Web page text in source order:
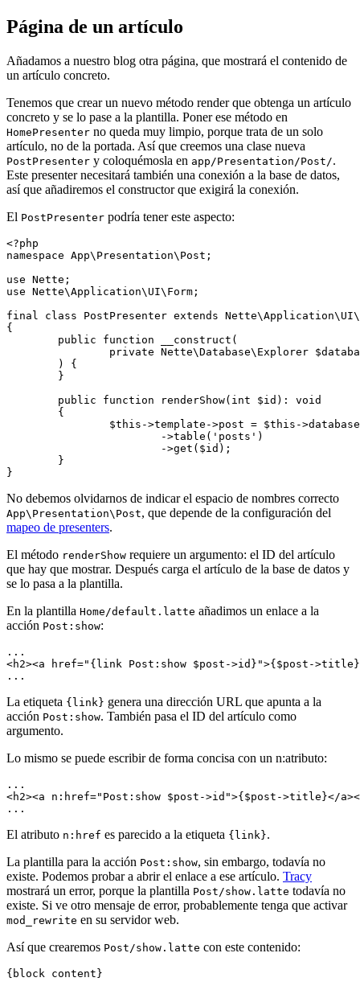
Página de un artículo
Añadamos a nuestro blog otra página, que mostrará el contenido de
un artículo concreto.
Tenemos que crear un nuevo método render que obtenga un artículo
concreto y se lo pase a la plantilla. Poner ese método en
HomePresenter no queda muy limpio, porque trata de un solo
artículo, no de la portada. Así que creemos una clase nueva
PostPresenter y coloquémosla en app/Presentation/Post/.
Este presenter necesitará también una conexión a la base de datos,
así que añadiremos el constructor que exigirá la conexión.
El PostPresenter podría tener este aspecto:
<?php
namespace App\Presentation\Post;
use Nette;
use Nette\Application\UI\Form;
final class PostPresenter extends
{
No debemos olvidarnos de indicar el espacio de nombres correcto
App\Presentation\Post, que depende de la configuración del
mapeo de presenters.
El método renderShow requiere un argumento: el ID del artículo
que hay que mostrar. Después carga el artículo de la base de datos y
se lo pasa a la plantilla.
En la plantilla Home/default.latte añadimos un enlace a la
acción Post:show:
...
<h2><a href="{link Post:show $post->id}">{$post-
La etiqueta {link} genera una dirección URL que apunta a la
acción Post:show. También pasa el ID del artículo como
argumento.
Lo mismo se puede escribir de forma concisa con un n:atributo:
...
<h2><a n:href="Post:show $post->id">{$post->title}</
El atributo n:href es parecido a la etiqueta {link}.
La plantilla para la acción Post:show, sin embargo, todavía no
existe. Podemos probar a abrir el enlace a ese artículo. Tracy
mostrará un error, porque la plantilla Post/show.latte todavía no
existe. Si ve otro mensaje de error, probablemente tenga que activar
mod_rewrite en su servidor web.
Así que crearemos Post/show.latte con este contenido:
{block content}